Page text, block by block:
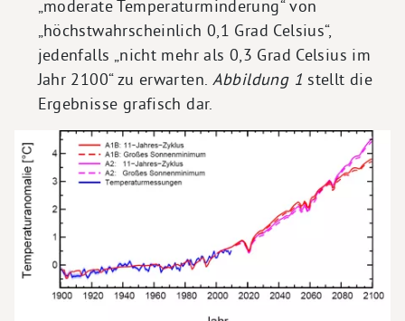
„moderate Temperaturminderung“ von
„höchstwahrscheinlich 0,1 Grad Celsius“,
jedenfalls „nicht mehr als 0,3 Grad Celsius im
Jahr 2100“ zu erwarten. Abbildung 1 stellt die
Ergebnisse grafisch dar.